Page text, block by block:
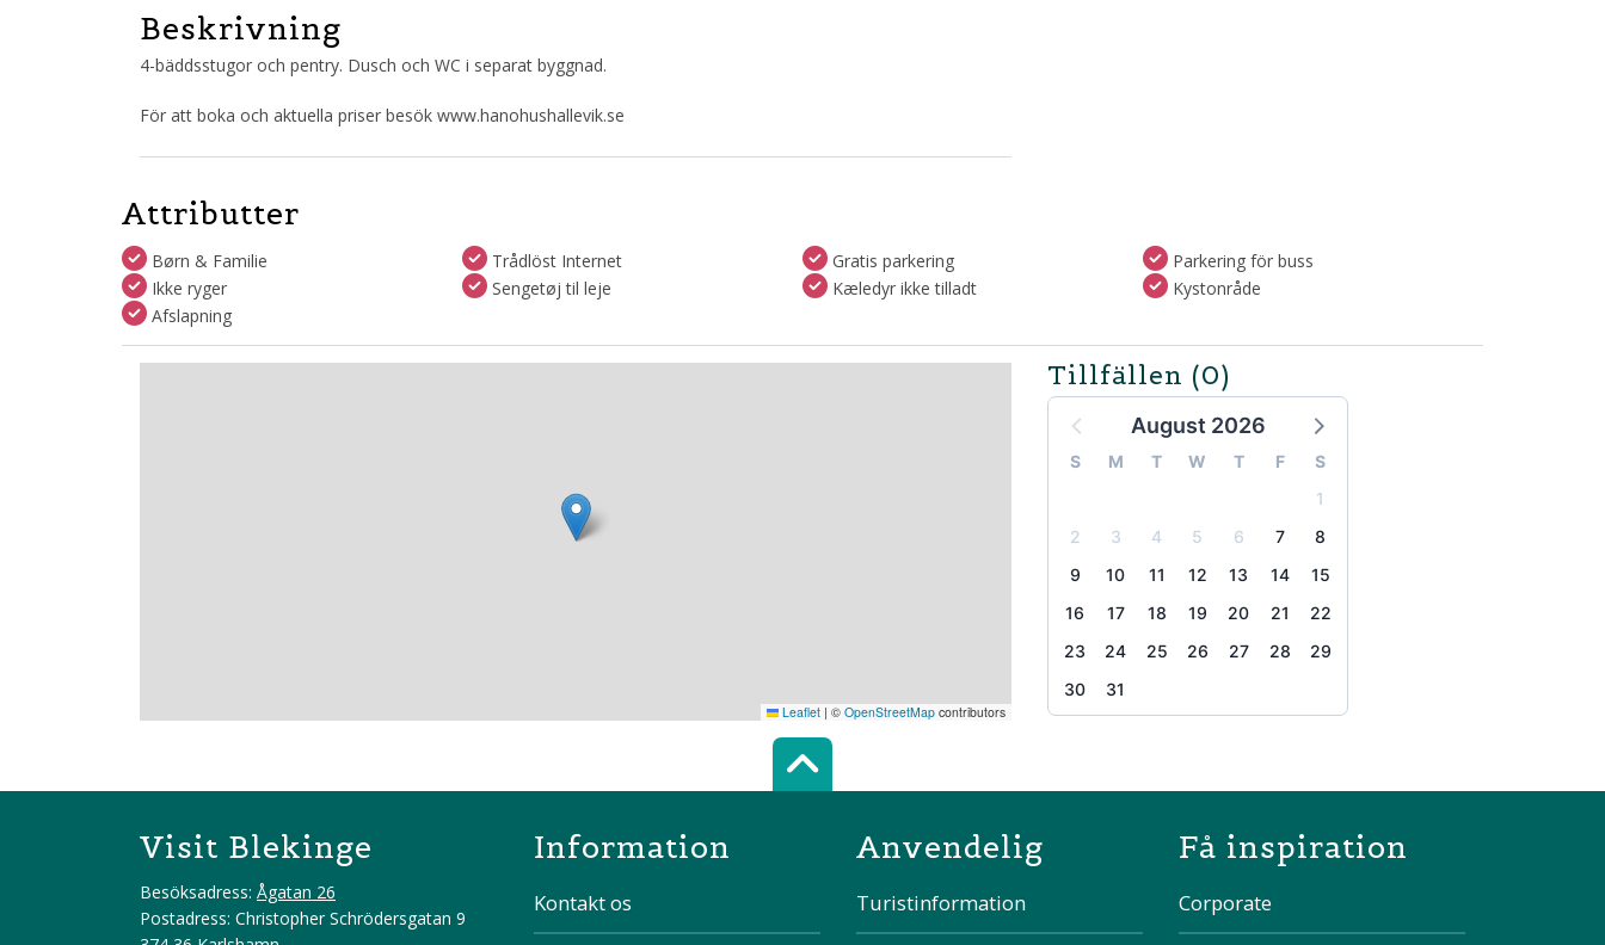
Beskrivning
4-bäddsstugor och pentry. Dusch och WC i separat byggnad.
För att boka och aktuella priser besök www.hanohushallevik.se
Attributter
Børn & Familie Trådlöst Internet Gratis parkering
Parkering för buss
Ikke ryger
Sengetøj til leje Kæledyr ikke tilladt
Kystonråde
Afslapning
Tillfällen (0)
August 2026
S M T W T F
S
1
2
3 4 5 6 7
8
9
10 11 12 13 14
15
16
17 18 19 20 21
22
23
24 25 26 27 28
29
30
31
Leaflet | © OpenStreetMap contributors
Scroll top of the page
Visit Blekinge
Besöksadress: Ågatan 26
Postadress: Christopher Schrödersgatan 9
Information
Kontakt os
Anvendelig
Turistinformation
Få inspiration
Corporate